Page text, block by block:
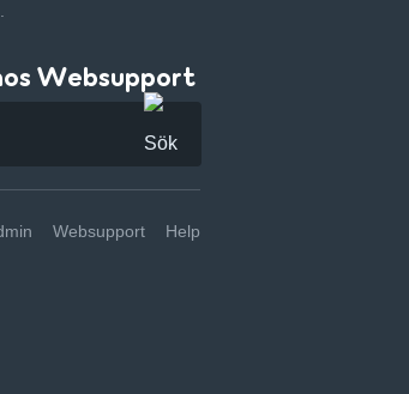
Websupport
Websupport Help